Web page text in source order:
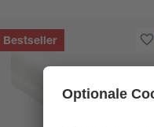
Bestseller